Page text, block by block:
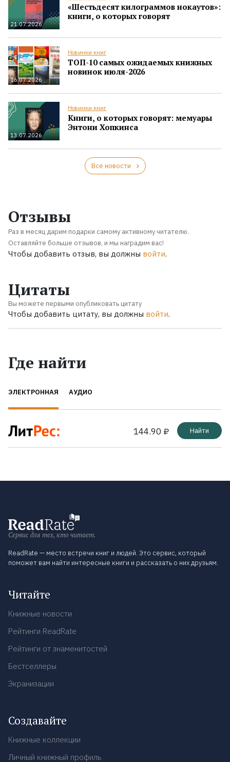
21.07.2026
«Шестьдесят килограммов нокаутов»:
книги, о которых говорят
16.07.2026
Новинки книг
ТОП-10 самых ожидаемых книжных
новинок июля-2026
13.07.2026
Новинки книг
Книги, о которых говорят: мемуары
Энтони Хопкинса
Все новости
Отзывы
Раз в месяц дарим подарки самому активному читателю.
Оставляйте больше отзывов, и мы наградим вас!
Чтобы добавить отзыв, вы должны войти.
Цитаты
Вы можете первыми опубликовать цитату
Чтобы добавить цитату, вы должны войти.
Где найти
ЭЛЕКТРОННАЯ АУДИО
144.90 ₽ Найти
Сервис для тех, кто читает.
ReadRate — место встречи книг и людей. Это сервис, который
поможет вам найти интересные книги и рассказать о них друзьям.
Читайте
Книжные новости
Рейтинги ReadRate
Рейтинги от знаменитостей
Бестселлеры
Экранизации
Создавайте
Книжные коллекции
Личный книжный профиль